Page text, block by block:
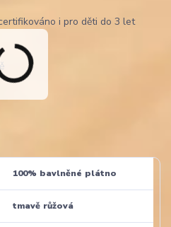
i pro děti do 3 let
100% bavlněné plátno
tmavě růžová